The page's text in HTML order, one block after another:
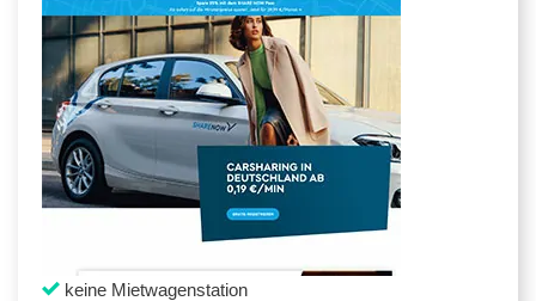
keine Mietwagenstation